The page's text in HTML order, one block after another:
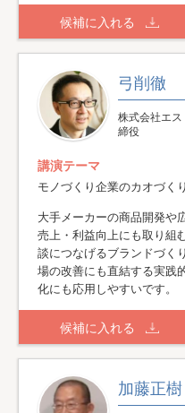
候補に入れる
弓削徹
株式会社エ
締役
講演テーマ
モノづくり企業のカオづく
大手メーカーの商品開発や
売上・利益向上にも取り組
談につなげるブランドづく
場の改善にも直結する実践
化にも応用しやすいです。
候補に入れる
加藤正樹